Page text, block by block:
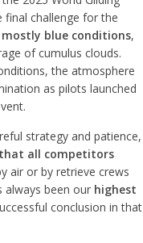
final challenge for the
mostly blue conditions,
of cumulus clouds.
the atmosphere
as pilots launched
strategy and patience,
all competitors
air or by retrieve crews
always been our highest
conclusion in that